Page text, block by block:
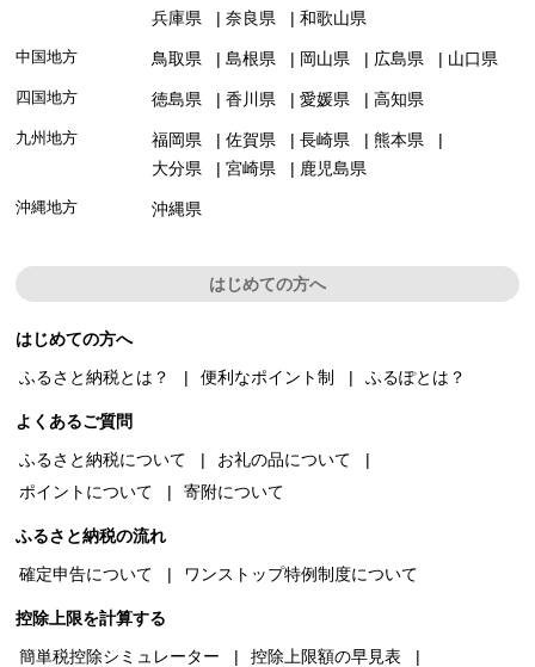
兵庫県
奈良県 和歌山県
中国地方 鳥取県 島根県 岡山県 広島県 山口県
四国地方 徳島県 香川県 愛媛県 高知県
九州地方 福岡県 佐賀県 長崎県
熊本県
大分県
宮崎県 鹿児島県
沖縄地方 沖縄県
はじめての方へ
はじめての方へ
ふるさと納税とは？
便利なポイント制 ふるぽとは？
よくあるご質問
ふるさと納税について
お礼の品について
ポイントについて
寄附について
ふるさと納税の流れ
確定申告について
ワンストップ特例制度について
控除上限を計算する
簡単税控除シミュレーター
控除上限額の早見表